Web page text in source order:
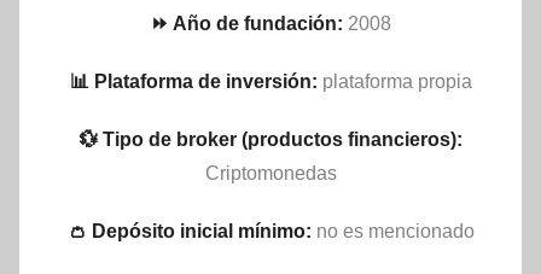
⏩ Año de fundación: 2008
📊 Plataforma de inversión: plataforma propia
💱 Tipo de broker (productos financieros):
Criptomonedas
👛 Depósito inicial mínimo: no es mencionado